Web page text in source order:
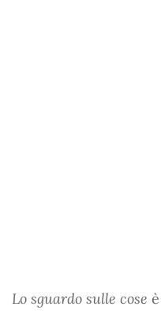
Lo sguardo sulle cose